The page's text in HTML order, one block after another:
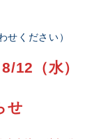
せください）
12（水）
せ